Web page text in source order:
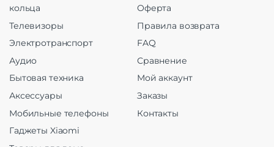
кольца
Телевизоры
Электротранспорт
Аудио
Бытовая техника
Аксессуары
Мобильные телефоны
Гаджеты Xiaomi
Оферта
Правила возврата
FAQ
Сравнение
Мой аккаунт
Заказы
Контакты